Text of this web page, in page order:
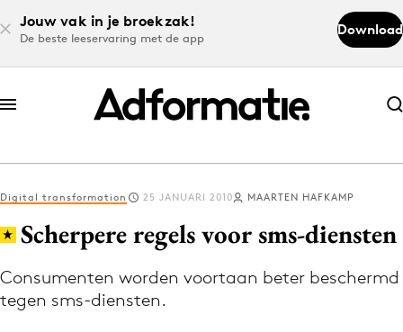
Jouw vak in je broekzak!
De beste leeservaring met de app
Download
Abonneer nu
Abonneer nu
Log in
Download de app
Volg het laatste nieuws via de Adformatie
Digital transformation 25 JANUARI 2010 MAARTEN HAFKAMP
Scherpere regels voor sms-diensten
Consumenten worden voortaan beter beschermd
tegen sms-diensten.